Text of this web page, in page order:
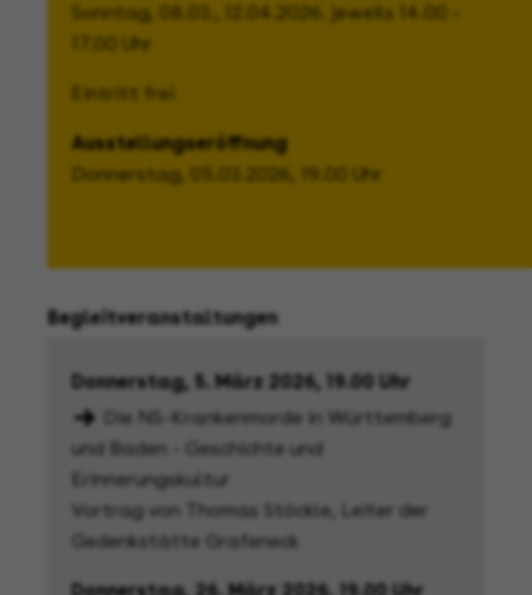
Sonntag, 08.03., 12.04.2026. jeweils 14.00 -
17.00 Uhr
Eintritt frei
Ausstellungseröffnung
Donnerstag, 05.03.2026, 19.00 Uhr
Begleitveranstaltungen
Donnerstag, 5. März 2026, 19.00 Uhr
Die NS-Krankenmorde in Württemberg
und Baden - Geschichte und
Erinnerungskultur
Vortrag von Thomas Stöckle, Leiter der
Gedenkstätte Grafeneck